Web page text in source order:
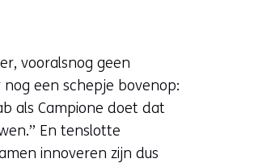
vooralsnog geen
een schepje bovenop:
als Campione doet dat
En tenslotte
innoveren zijn dus